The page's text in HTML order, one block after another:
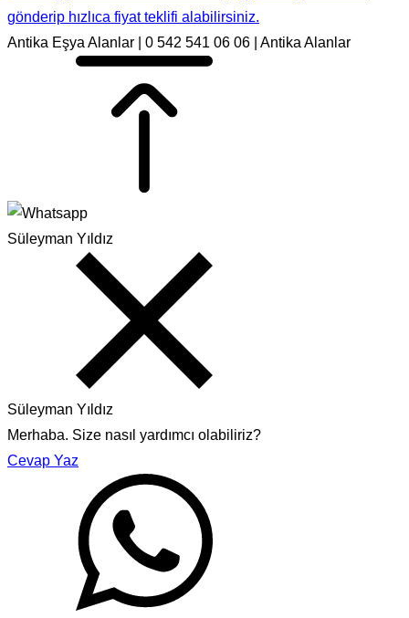
gönderip hızlıca fiyat teklifi alabilirsiniz.
Antika Eşya Alanlar | 0 542 541 06 06 | Antika Alanlar
Süleyman Yıldız
Süleyman Yıldız
Merhaba. Size nasıl yardımcı olabiliriz?
Cevap Yaz